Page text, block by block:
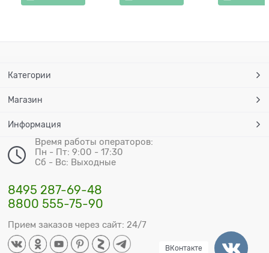
Категории
Магазин
Информация
Время работы операторов:
Пн - Пт: 9:00 - 17:30
Сб - Вс: Выходные
8495 287-69-48
8800 555-75-90
Прием заказов через сайт: 24/7
ВКонтакте